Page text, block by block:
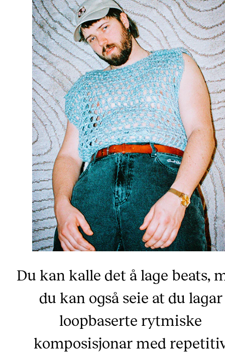
Du kan kalle det å lage beats,
du kan også seie at du lagar
loopbaserte rytmiske
komposisjonar med